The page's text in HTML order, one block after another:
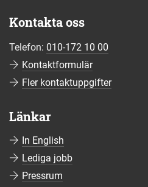
Kontakta oss
Telefon: 010-172 10 00
Kontaktformulär
Fler kontaktuppgifter
Länkar
In English
Lediga jobb
Pressrum